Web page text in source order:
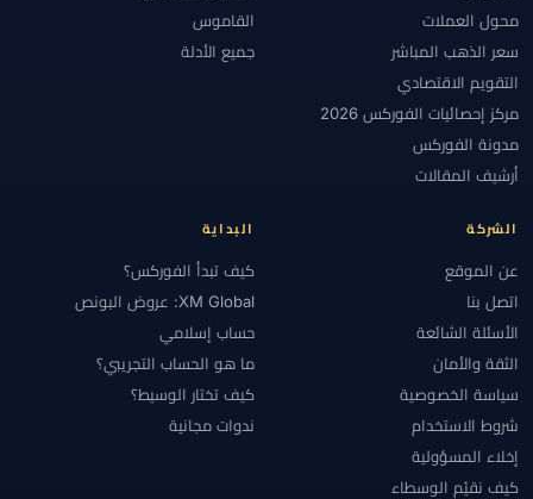
محول العملات
سعر الذهب المباشر
التقويم الاقتصادي
مركز إحصائيات الفوركس 2026
مدونة الفوركس
أرشيف المقالات
القاموس
جميع الأدلة
الشركة
عن الموقع
اتصل بنا
الأسئلة الشائعة
الثقة والأمان
سياسة الخصوصية
شروط الاستخدام
إخلاء المسؤولية
كيف نقيّم الوسطاء
البداية
كيف تبدأ الفوركس؟
XM Global: عروض البونص
حساب إسلامي
ما هو الحساب التجريبي؟
كيف تختار الوسيط؟
ندوات مجانية